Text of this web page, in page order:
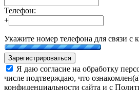
Телефон:
+
Укажите номер телефона для связи с
Зарегистрироваться
Я даю согласие на обработку
числе подтверждаю, что
конфиденциальности сайта и с